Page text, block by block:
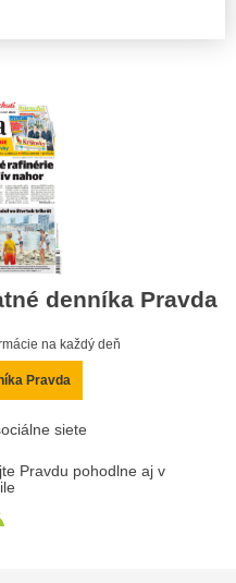
denníka Pravda
na každý deň
Pravda
siete
Pravdu pohodlne aj v